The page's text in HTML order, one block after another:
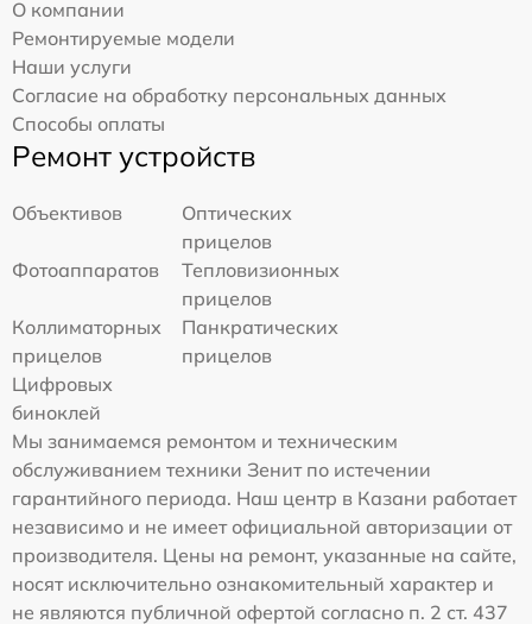
О компании
Ремонтируемые модели
Наши услуги
Согласие на обработку персональных данных
Способы оплаты
Ремонт устройств
Объективов
Оптических
прицелов
Фотоаппаратов
Тепловизионных
прицелов
Коллиматорных
прицелов
Панкратических
прицелов
Цифровых
биноклей
Мы занимаемся ремонтом и техническим
обслуживанием техники Зенит по истечении
гарантийного периода. Наш центр в Казани работает
независимо и не имеет официальной авторизации от
производителя. Цены на ремонт, указанные на сайте,
носят исключительно ознакомительный характер и
не являются публичной офертой согласно п. 2 ст. 437